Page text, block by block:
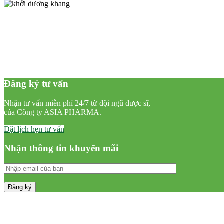
Đăng ký tư vấn
Nhận tư vấn miễn phí 24/7 từ đội ngũ dược sĩ,
của Công ty ASIA PHARMA.
Đặt lịch hẹn tư vấn
Nhận thông tin khuyến mãi